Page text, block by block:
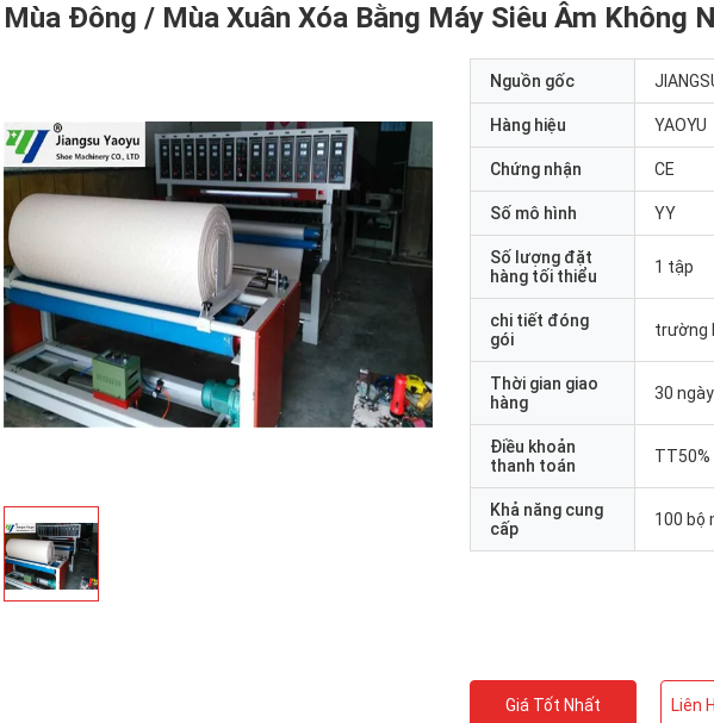
Mùa Đông / Mùa Xuân Xóa Bằng Máy Siêu Âm Không
Nguồn gốc
Hàng hiệu YAOYU
Chứng nhận CE
Số mô hình YY
Số lượng đặt
hàng tối thiểu
1 tập
chi tiết đóng
gói
trường
Thời gian giao
hàng
30
Điều khoản
thanh toán
TT50%
Khả năng cung
cấp
100 bộ
Giá Tốt Nhất Liên